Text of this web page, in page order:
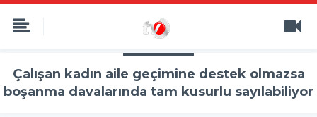
Çalışan kadın aile geçimine destek olmazsa
boşanma davalarında tam kusurlu sayılabiliyor